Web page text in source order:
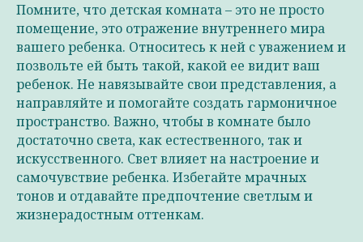
Помните, что детская комната – это не просто
помещение, это отражение внутреннего мира
вашего ребенка. Относитесь к ней с уважением и
позвольте ей быть такой, какой ее видит ваш
ребенок. Не навязывайте свои представления, а
направляйте и помогайте создать гармоничное
пространство. Важно, чтобы в комнате было
достаточно света, как естественного, так и
искусственного. Свет влияет на настроение и
самочувствие ребенка. Избегайте мрачных
тонов и отдавайте предпочтение светлым и
жизнерадостным оттенкам.